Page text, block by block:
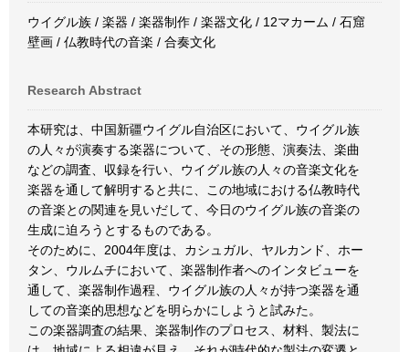
ウイグル族 / 楽器 / 楽器制作 / 楽器文化 / 12マカーム / 石窟
壁画 / 仏教時代の音楽 / 合奏文化
Research Abstract
本研究は、中国新疆ウイグル自治区において、ウイグル族
の人々が演奏する楽器について、その形態、演奏法、楽曲
などの調査、収録を行い、ウイグル族の人々の音楽文化を
楽器を通して解明すると共に、この地域における仏教時代
の音楽との関連を見いだして、今日のウイグル族の音楽の
生成に迫ろうとするものである。
そのために、2004年度は、カシュガル、ヤルカンド、ホー
タン、ウルムチにおいて、楽器制作者へのインタビューを
通して、楽器制作過程、ウイグル族の人々が持つ楽器を通
しての音楽的思想などを明らかにしようと試みた。
この楽器調査の結果、楽器制作のプロセス、材料、製法に